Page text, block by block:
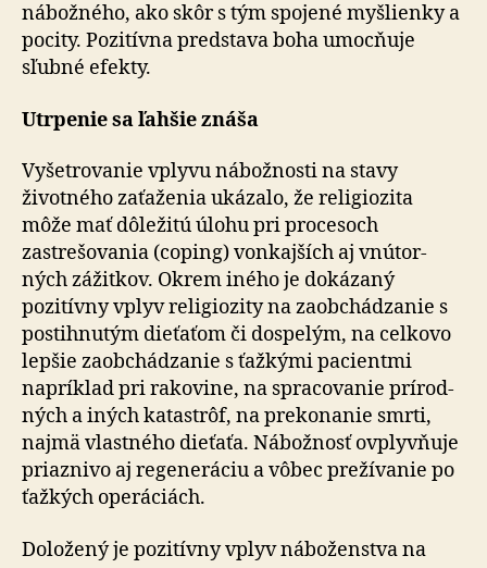
nábožného, ako skôr s tým spojené myšlienky a
po­ci­ty. Pozitívna predstava boha umocňuje
sľubné efekty.
Utrpenie sa ľahšie znáša
Vyšetrovanie vplyvu nábožnosti na stavy
životného za­ťa­že­nia ukázalo, že religiozita
môže mať dôležitú úlohu pri procesoch
zastrešovania (coping) vonkajších aj vnú­tor­
ných zážitkov. Okrem iného je dokázaný
pozitívny vplyv religiozity na zaobchádzanie s
postihnutým dieťaťom či dospelým, na celkovo
lepšie zaobchádzanie s ťažkými pacientmi
napríklad pri rakovine, na spracovanie prí­rod­
ných a iných katastrôf, na prekonanie smrti,
najmä vlastného dieťaťa. Nábožnosť ovplyvňuje
priaznivo aj regeneráciu a vôbec prežívanie po
ťažkých operáciách.
Doložený je pozitívny vplyv náboženstva na